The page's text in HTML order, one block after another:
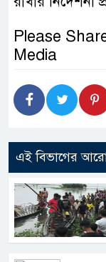
Please
Media
এই বিভাগের